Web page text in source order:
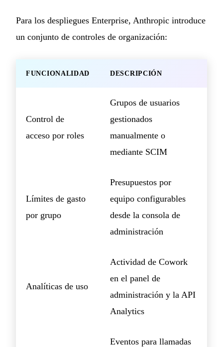
Para los despliegues Enterprise, Anthropic introduce
un conjunto de controles de organización:
FUNCIONALIDAD DESCRIPCIÓN
Control de
acceso por roles
Grupos de usuarios
gestionados
manualmente o
mediante SCIM
Límites de gasto
por grupo
Presupuestos por
equipo configurables
desde la consola de
administración
Analíticas de uso
Actividad de Cowork
en el panel de
administración y la API
Analytics
Eventos para llamadas